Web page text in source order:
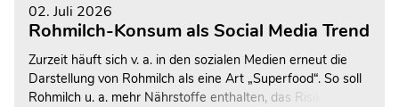
02. Juli 2026
Rohmilch-Konsum als Social Media Trend
Zurzeit häuft sich v. a. in den sozialen Medien erneut die
Darstellung von Rohmilch als eine Art „Superfood“. So soll
Rohmilch u. a. mehr Nährstoffe enthalten, das Risiko für